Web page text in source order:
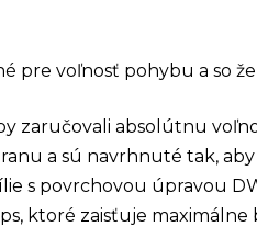
pre voľnosť pohybu a so
zaručovali absolútnu
a sú navrhnuté tak,
s povrchovou úpravou
ktoré zaisťuje